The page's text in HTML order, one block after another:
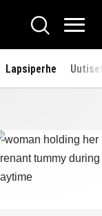
Hae
Lapsiperhe